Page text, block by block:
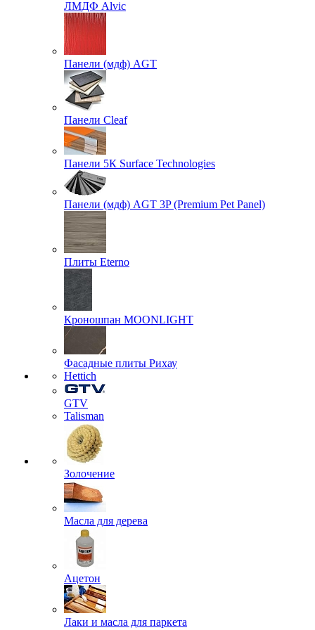
ЛМДФ Alvic
Панели (мдф) AGT
Панели Cleaf
Панели 5К Surface Technologies
Панели (мдф) AGT 3P (Premium Pet Panel)
Плиты Eterno
Кроношпан MOONLIGHT
Фасадные плиты Рихау
Hettich
GTV
Talisman
Золочение
Масла для дерева
Ацетон
Лаки и масла для паркета